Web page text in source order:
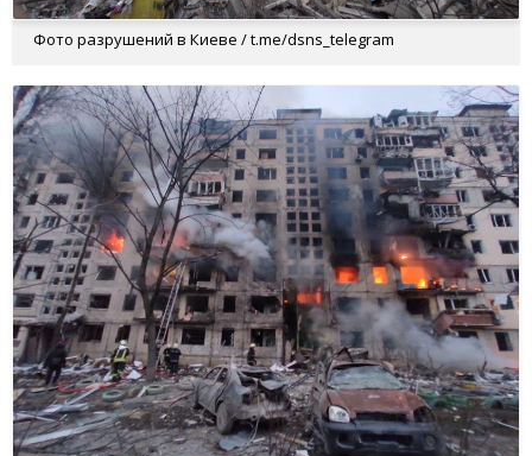
Фото разрушений в Киеве / t.me/dsns_telegram